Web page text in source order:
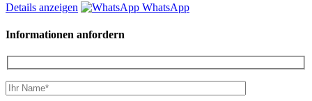
Details anzeigen
WhatsApp
Informationen anfordern